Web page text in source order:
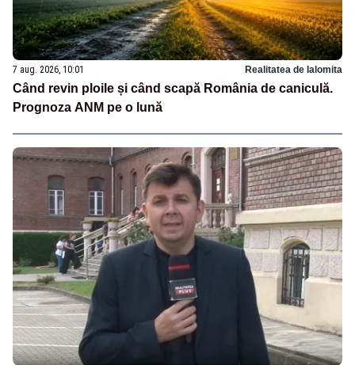
7 aug. 2026, 10:01 Realitatea de Ialomita
Când revin ploile și când scapă România de caniculă.
Prognoza ANM pe o lună